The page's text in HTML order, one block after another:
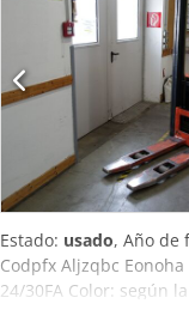
Estado: usado, Año de
Codpfx Aljzqbc
24/30FA Color: según